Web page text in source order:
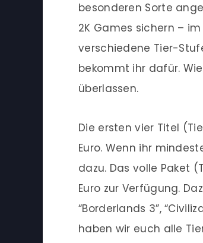
besonderen Sorte
2K Games sichern –
verschiedene Tier-
bekommt ihr dafür.
überlassen.
Die ersten vier Titel
Euro. Wenn ihr
dazu. Das volle Paket
Euro zur Verfügung.
“Borderlands 3”,
haben wir euch alle